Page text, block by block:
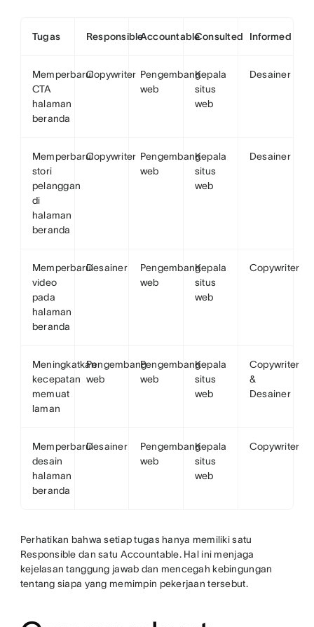
Tugas ResponsibleAccountableConsulted Informed
Memperbarui
CTA
halaman
beranda
Copywriter Pengembang
web
Kepala
situs
web
Desainer
Memperbarui
stori
pelanggan
di
halaman
beranda
Copywriter Pengembang
web
Kepala
situs
web
Desainer
Memperbarui
video
pada
halaman
beranda
Desainer
Pengembang
web
Kepala
situs
web
Copywriter
Meningkatkan
kecepatan
memuat
laman
Pengembang
web
Pengembang
web
Kepala
situs
web
Copywriter
&
Desainer
Memperbarui
desain
halaman
beranda
Desainer
Pengembang
web
Kepala
situs
web
Copywriter
Perhatikan bahwa setiap tugas hanya memiliki satu
Responsible dan satu Accountable. Hal ini menjaga
kejelasan tanggung jawab dan mencegah kebingungan
tentang siapa yang memimpin pekerjaan tersebut.